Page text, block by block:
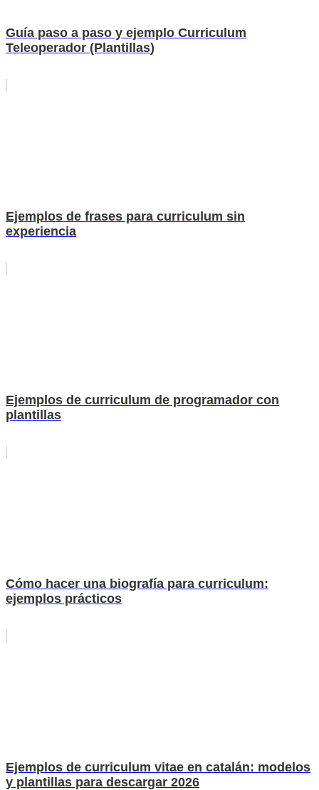
Guía paso a paso y ejemplo Curriculum
Teleoperador (Plantillas)
Ejemplos de frases para curriculum sin
experiencia
Ejemplos de curriculum de programador con
plantillas
Cómo hacer una biografía para curriculum:
ejemplos prácticos
Ejemplos de curriculum vitae en catalán: modelos
y plantillas para descargar 2026